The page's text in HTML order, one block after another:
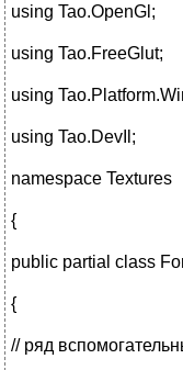
using Tao.OpenGl;
using Tao.FreeGlut;
using
using Tao.DevIl;
namespace Textures
{
public partial class
{
// ряд